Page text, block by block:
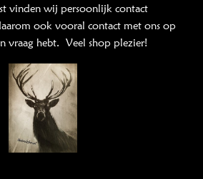
vinden wij persoonlijk contact
ook vooral contact met ons op
vraag hebt. Veel shop plezier!